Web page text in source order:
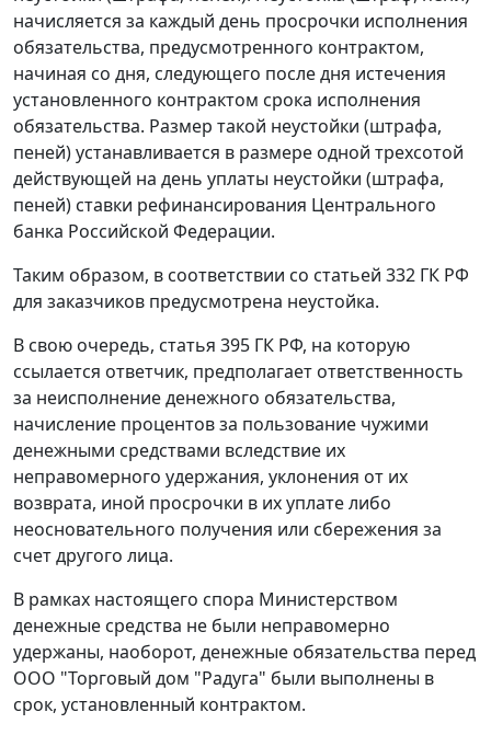
начисляется за каждый день просрочки исполнения
обязательства, предусмотренного контрактом,
начиная со дня, следующего после дня истечения
установленного контрактом срока исполнения
обязательства. Размер такой неустойки (штрафа,
пеней) устанавливается в размере одной трехсотой
действующей на день уплаты неустойки (штрафа,
пеней) ставки рефинансирования Центрального
банка Российской Федерации.
Таким образом, в соответствии со статьей 332 ГК РФ
для заказчиков предусмотрена неустойка.
В свою очередь, статья 395 ГК РФ, на которую
ссылается ответчик, предполагает ответственность
за неисполнение денежного обязательства,
начисление процентов за пользование чужими
денежными средствами вследствие их
неправомерного удержания, уклонения от их
возврата, иной просрочки в их уплате либо
неосновательного получения или сбережения за
счет другого лица.
В рамках настоящего спора Министерством
денежные средства не были неправомерно
удержаны, наоборот, денежные обязательства перед
ООО "Торговый дом "Радуга" были выполнены в
срок, установленный контрактом.